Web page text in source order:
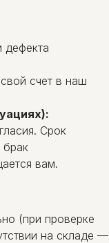
дефекта
счет в наш
Срок
вам.
(при проверке
на складе —